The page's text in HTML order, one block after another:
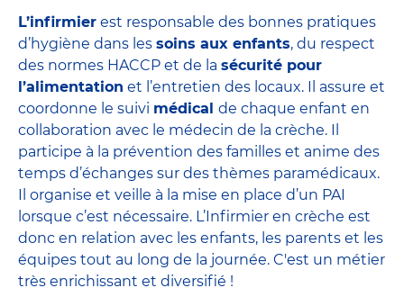
L’infirmier est responsable des bonnes pratiques
d’hygiène dans les soins aux enfants, du respect
des normes HACCP et de la sécurité pour
l’alimentation et l’entretien des locaux. Il assure et
coordonne le suivi médical de chaque enfant en
collaboration avec le médecin de la crèche. Il
participe à la prévention des familles et anime des
temps d’échanges sur des thèmes paramédicaux.
Il organise et veille à la mise en place d’un PAI
lorsque c’est nécessaire. L’Infirmier en crèche est
donc en relation avec les enfants, les parents et les
équipes tout au long de la journée. C'est un métier
très enrichissant et diversifié !